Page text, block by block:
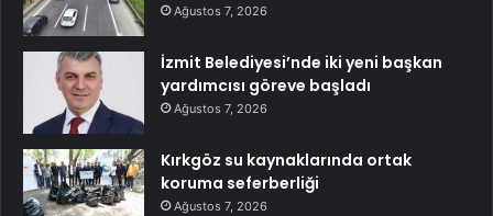
Ağustos 7, 2026
İzmit Belediyesi’nde iki yeni başkan
yardımcısı göreve başladı
Ağustos 7, 2026
Kırkgöz su kaynaklarında ortak
koruma seferberliği
Ağustos 7, 2026